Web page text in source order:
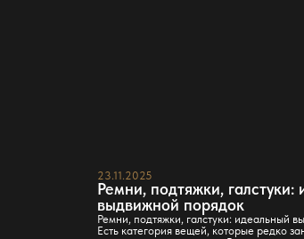
23.11.2025
Ремни, подтяжки, галстуки:
выдвижной порядок
Ремни, подтяжки, галстуки: идеальный
Есть категория вещей, которые редко